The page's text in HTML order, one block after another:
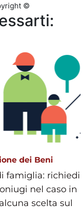
©
dei Beni
famiglia: richiedi
nel caso in
scelta sul